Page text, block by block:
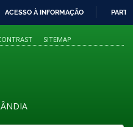
ACESSO À INFORMAÇÃO
SITEMAP